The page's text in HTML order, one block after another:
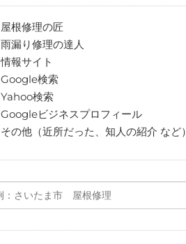
屋根修理の匠
雨漏り修理の達人
情報サイト
Google検索
Yahoo検索
Googleビジネスプロフィール
その他（近所だった、知人の紹介 など）